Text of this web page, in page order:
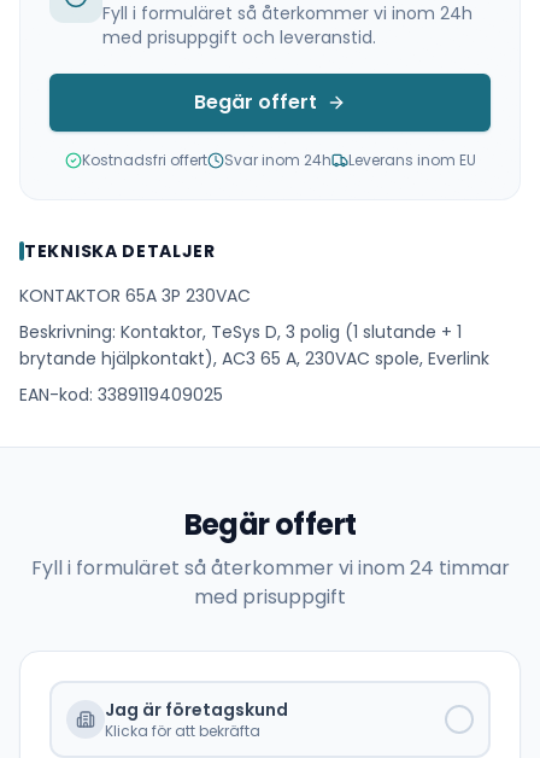
Fyll i formuläret så återkommer vi inom 24h
med prisuppgift och leveranstid.
Begär offert
Kostnadsfri offert Svar inom 24h Leverans inom EU
TEKNISKA DETALJER
KONTAKTOR 65A 3P 230VAC
Beskrivning: Kontaktor, TeSys D, 3 polig (1 slutande + 1
brytande hjälpkontakt), AC3 65 A, 230VAC spole, Everlink
EAN-kod: 3389119409025
Begär offert
Fyll i formuläret så återkommer vi inom 24 timmar
med prisuppgift
Jag är företagskund
Klicka för att bekräfta